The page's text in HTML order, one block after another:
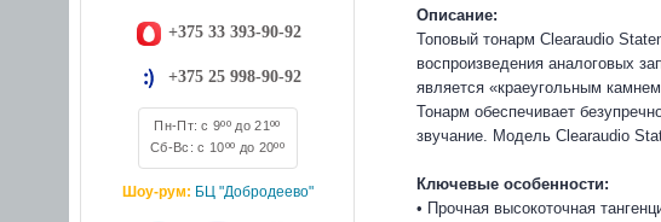
+375 33 393-90-92
+375 25 998-90-92
Пн-Пт: с 9ºº до 21ºº
Сб-Вс: с 10ºº до 20ºº
Шоу-рум: БЦ "Добродеево"
Описание:
Топовый тонарм Clearaudio
воспроизведения аналоговых
является «краеугольным
Тонарм обеспечивает
звучание. Модель Clearaudio
Ключевые особенности:
• Прочная высокоточная